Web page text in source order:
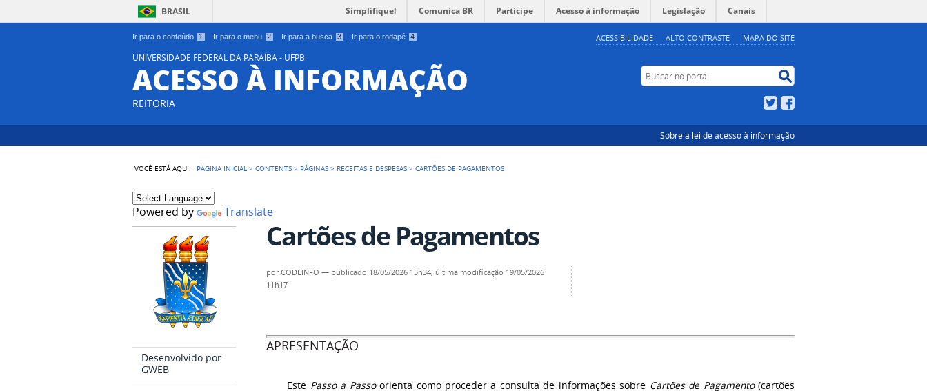
Ir para o conteúdo 1 Ir para o menu 2 Ir para a busca 3 Ir para o rodapé 4 ACESSIBILIDADE ALTO CONTRASTE MAPA DO SITE
BRASIL Simplifique! Comunica BR Participe Acesso à informação Legislação Canais
UNIVERSIDADE FEDERAL DA PARAÍBA - UFPB
ACESSO À INFORMAÇÃO
REITORIA
Buscar no portal
Twitter
Sobre a lei de acesso à informação
VOCÊ ESTÁ AQUI: PÁGINA INICIAL >CONTENTS > PÁGINAS > RECEITAS E DESPESAS >CARTÕES DE PAGAMENTOS
Powered by Translate
Desenvolvido por
GWEB
Cartões de Pagamentos
porCODEINFO — publicado 18/05/2026 15h34, última modificação 19/05/2026
11h17
APRESENTAÇÃO
Este Passo a Passoorienta comoproceder a consulta de informações sobre Cartões de Pagamento(cartões